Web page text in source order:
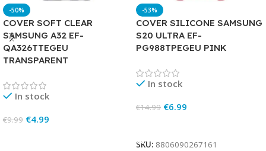
-50%
COVER SOFT CLEAR
SAMSUNG A32 EF-
QA326TTEGEU
TRANSPARENT
In stock
€9.99 €4.99
-53%
COVER SILICONE SAMSUNG
S20 ULTRA EF-
PG988TPEGEU PINK
In stock
€14.99 €6.99
SKU: 8806090267161